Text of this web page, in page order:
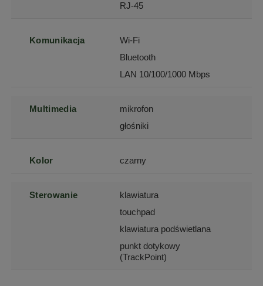
RJ-45
Komunikacja
Wi-Fi
Bluetooth
LAN 10/100/1000 Mbps
Multimedia
mikrofon
głośniki
Kolor czarny
Sterowanie
klawiatura
touchpad
klawiatura podświetlana
punkt dotykowy
(TrackPoint)